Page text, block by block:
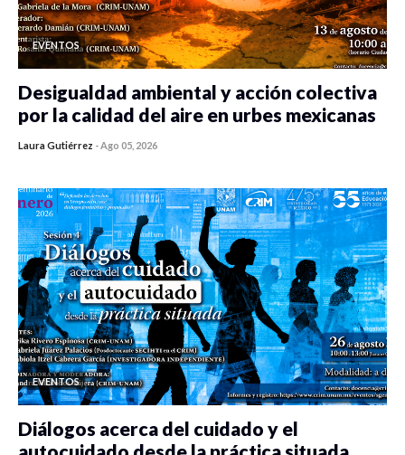
EVENTOS
Desigualdad ambiental y acción colectiva
por la calidad del aire en urbes mexicanas
Laura Gutiérrez -Ago 05, 2026
EVENTOS
Diálogos acerca del cuidado y el